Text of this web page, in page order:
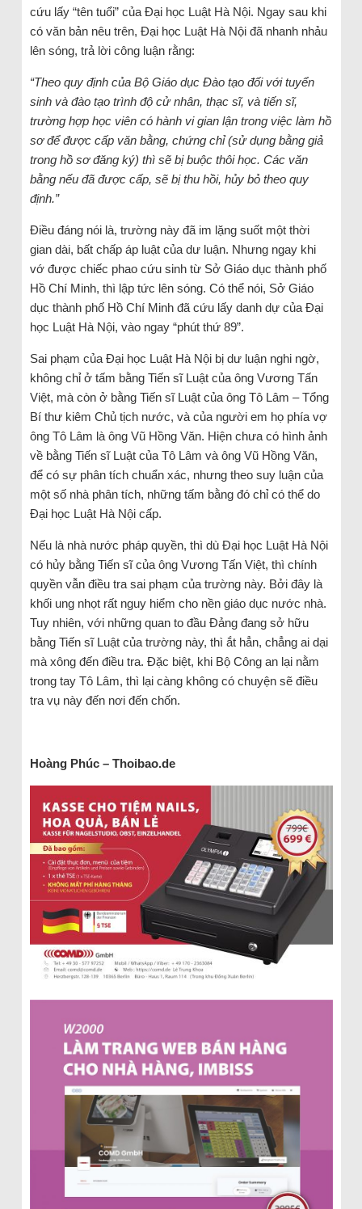
cứu lấy “tên tuổi” của Đại học Luật Hà Nội. Ngay sau khi
có văn bản nêu trên, Đại học Luật Hà Nội đã nhanh nhảu
lên sóng, trả lời công luận rằng:
“Theo quy định của Bộ Giáo dục Đào tạo đối với tuyển
sinh và đào tạo trình độ cử nhân, thạc sĩ, và tiến sĩ,
trường hợp học viên có hành vi gian lận trong việc làm hồ
sơ để được cấp văn bằng, chứng chỉ (sử dụng bằng giả
trong hồ sơ đăng ký) thì sẽ bị buộc thôi học. Các văn
bằng nếu đã được cấp, sẽ bị thu hồi, hủy bỏ theo quy
định.”
Điều đáng nói là, trường này đã im lặng suốt một thời
gian dài, bất chấp áp luật của dư luận. Nhưng ngay khi
vớ được chiếc phao cứu sinh từ Sở Giáo dục thành phố
Hồ Chí Minh, thì lập tức lên sóng. Có thể nói, Sở Giáo
dục thành phố Hồ Chí Minh đã cứu lấy danh dự của Đại
học Luật Hà Nội, vào ngay “phút thứ 89”.
Sai phạm của Đại học Luật Hà Nội bị dư luận nghi ngờ,
không chỉ ở tấm bằng Tiến sĩ Luật của ông Vương Tấn
Việt, mà còn ở bằng Tiến sĩ Luật của ông Tô Lâm – Tổng
Bí thư kiêm Chủ tịch nước, và của người em họ phía vợ
ông Tô Lâm là ông Vũ Hồng Văn. Hiện chưa có hình ảnh
về bằng Tiến sĩ Luật của Tô Lâm và ông Vũ Hồng Văn,
để có sự phân tích chuẩn xác, nhưng theo suy luận của
một số nhà phân tích, những tấm bằng đó chỉ có thể do
Đại học Luật Hà Nội cấp.
Nếu là nhà nước pháp quyền, thì dù Đại học Luật Hà Nội
có hủy bằng Tiến sĩ của ông Vương Tấn Việt, thì chính
quyền vẫn điều tra sai phạm của trường này. Bởi đây là
khối ung nhọt rất nguy hiểm cho nền giáo dục nước nhà.
Tuy nhiên, với những quan to đầu Đảng đang sở hữu
bằng Tiến sĩ Luật của trường này, thì ắt hẳn, chẳng ai dại
mà xông đến điều tra. Đặc biệt, khi Bộ Công an lại nằm
trong tay Tô Lâm, thì lại càng không có chuyện sẽ điều
tra vụ này đến nơi đến chốn.
Hoàng Phúc – Thoibao.de